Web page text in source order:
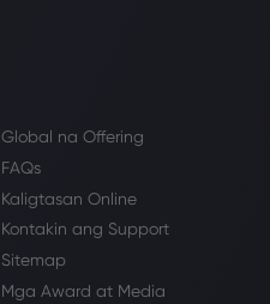
Global na Offering
FAQs
Kaligtasan Online
Kontakin ang Support
Sitemap
Mga Award at Media